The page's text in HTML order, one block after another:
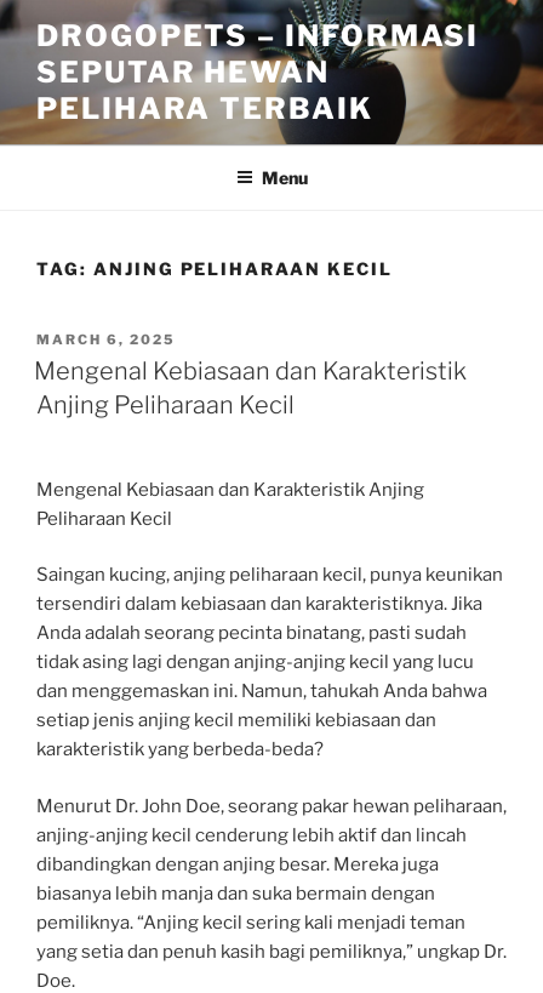
Skip
to
content
DROGOPETS – INFORMASI
SEPUTAR HEWAN
PELIHARA TERBAIK
Menu
TAG: ANJING PELIHARAAN KECIL
POSTED
ON
MARCH 6, 2025
Mengenal Kebiasaan dan Karakteristik
Anjing Peliharaan Kecil
Mengenal Kebiasaan dan Karakteristik Anjing
Peliharaan Kecil
Saingan kucing, anjing peliharaan kecil, punya keunikan
tersendiri dalam kebiasaan dan karakteristiknya. Jika
Anda adalah seorang pecinta binatang, pasti sudah
tidak asing lagi dengan anjing-anjing kecil yang lucu
dan menggemaskan ini. Namun, tahukah Anda bahwa
setiap jenis anjing kecil memiliki kebiasaan dan
karakteristik yang berbeda-beda?
Menurut Dr. John Doe, seorang pakar hewan peliharaan,
anjing-anjing kecil cenderung lebih aktif dan lincah
dibandingkan dengan anjing besar. Mereka juga
biasanya lebih manja dan suka bermain dengan
pemiliknya. “Anjing kecil sering kali menjadi teman
yang setia dan penuh kasih bagi pemiliknya,” ungkap Dr.
Doe.